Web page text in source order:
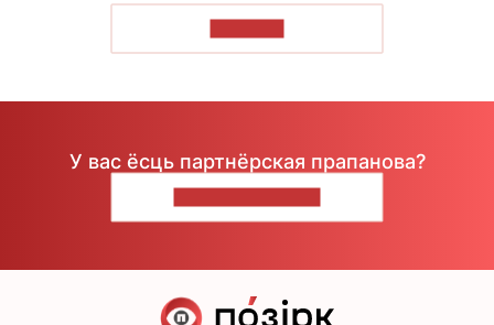
У вас ёсць партнёрская прапанова?